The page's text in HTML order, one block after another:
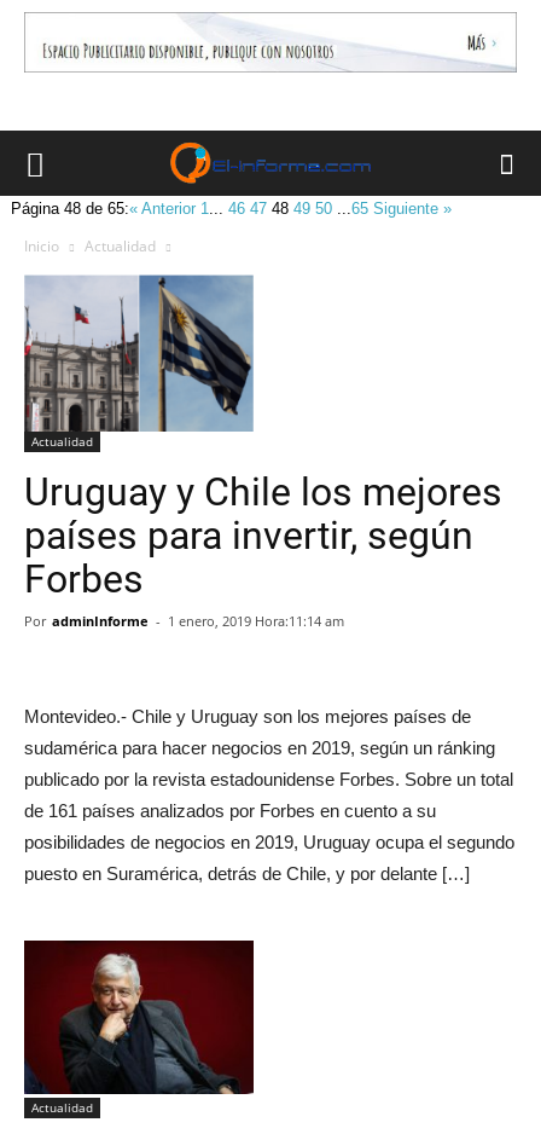
Página 48 de 65:« Anterior 1... 46 47 4849 50 ...65Siguiente »
Inicio Actualidad
Actualidad
Uruguay y Chile los mejores
países para invertir, según
Forbes
Por adminInforme - 1 enero, 2019 Hora:11:14 am
Montevideo.- Chile y Uruguay son los mejores países de
sudamérica para hacer negocios en 2019, según un ránking
publicado por la revista estadounidense Forbes. Sobre un total
de 161 países analizados por Forbes en cuento a su
posibilidades de negocios en 2019, Uruguay ocupa el segundo
puesto en Suramérica, detrás de Chile, y por delante […]
Actualidad